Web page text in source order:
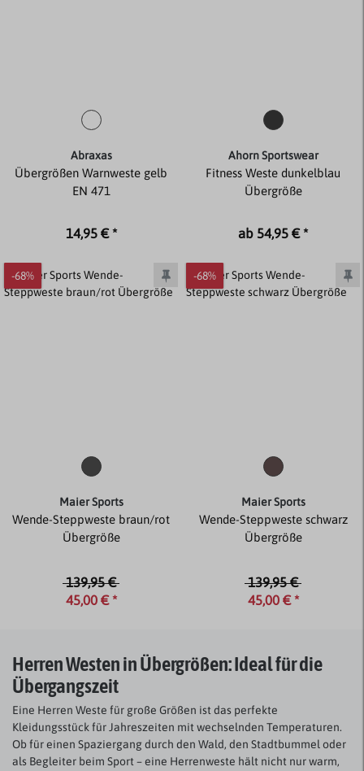
Abraxas
Übergrößen Warnweste gelb
EN 471
14,95 € *
Ahorn Sportswear
Fitness Weste dunkelblau
Übergröße
ab 54,95 € *
-68%
Maier Sports
Wende-Steppweste braun/rot
Übergröße
139,95 €
45,00 € *
-68%
Maier Sports
Wende-Steppweste schwarz
Übergröße
139,95 €
45,00 € *
Herren Westen in Übergrößen: Ideal für die
Übergangszeit
Eine Herren Weste für große Größen ist das perfekte
Kleidungsstück für Jahreszeiten mit wechselnden Temperaturen.
Ob für einen Spaziergang durch den Wald, den Stadtbummel oder
als Begleiter beim Sport – eine Herrenweste hält nicht nur warm,